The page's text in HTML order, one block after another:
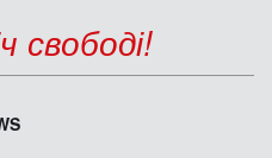
свободі!